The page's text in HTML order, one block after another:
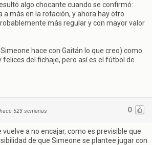
algo chocante cuando se confirmó:
a más en la rotación, y ahora hay otro
más regular y con mayor valor
hace con Gaitán lo que creo) como
felices del fichaje, pero así es el fútbol de
0
hace 523 semanas
vuelve a no encajar, como es previsible que
de que Simeone se plantee jugar con